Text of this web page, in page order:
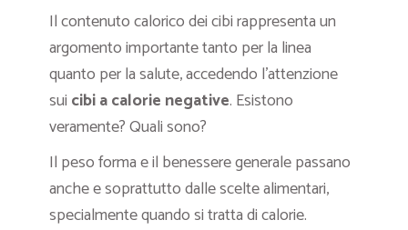
Il contenuto calorico dei cibi rappresenta un
argomento importante tanto per la linea
quanto per la salute, accedendo l’attenzione
sui cibi a calorie negative. Esistono
veramente? Quali sono?
Il peso forma e il benessere generale passano
anche e soprattutto dalle scelte alimentari,
specialmente quando si tratta di calorie.